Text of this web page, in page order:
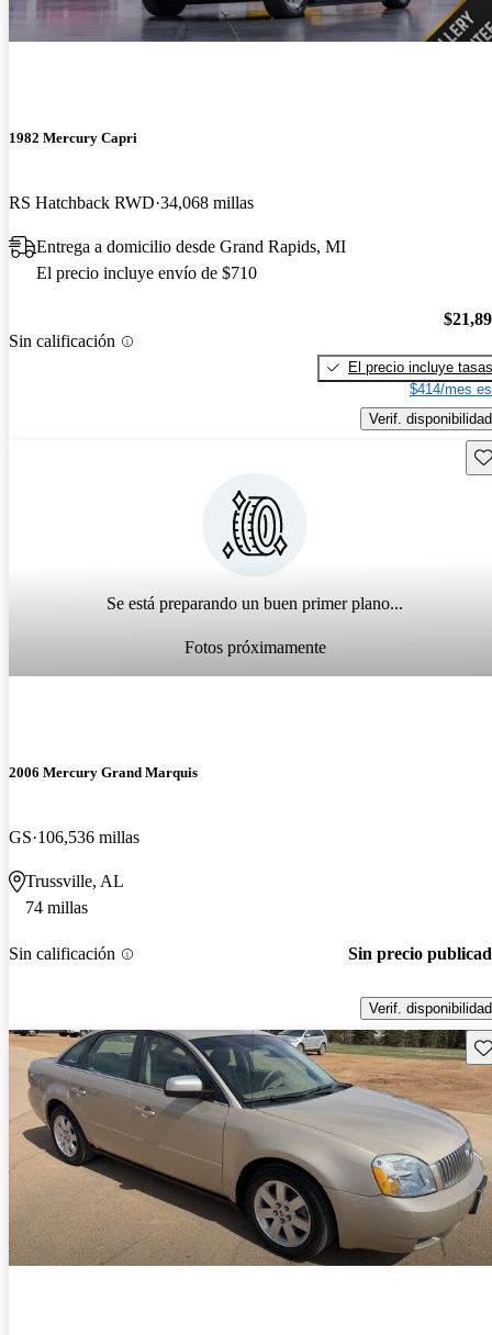
1982 Mercury Capri
RS Hatchback RWD 34,068 millas
Entrega a domicilio desde Grand Rapids, MI
El precio incluye envío de $710
Sin calificación
El precio incluye tasas
$414/mes
Verif. disponibilidad
Se está preparando un buen primer plano...
Fotos próximamente
2006 Mercury Grand Marquis
GS 106,536 millas
Trussville, AL
74 millas
Sin calificación Sin precio
Verif. disponibilidad